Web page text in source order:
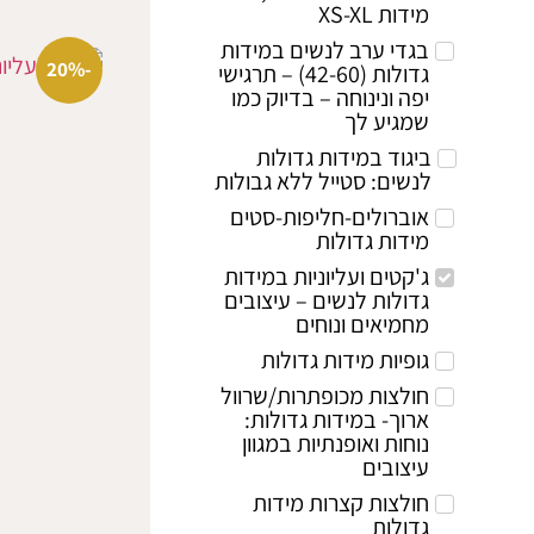
מידות XS-XL
בגדי ערב לנשים במידות
גדולות (42-60) – תרגישי
יפה ונינוחה – בדיוק כמו
שמגיע לך
ביגוד במידות גדולות
לנשים: סטייל ללא גבולות
אוברולים-חליפות-סטים
מידות גדולות
ג'קטים ועליוניות במידות
גדולות לנשים – עיצובים
מחמיאים ונוחים
גופיות מידות גדולות
חולצות מכופתרות/שרוול
ארוך- במידות גדולות:
נוחות ואופנתיות במגוון
עיצובים
חולצות קצרות מידות
גדולות
-20%